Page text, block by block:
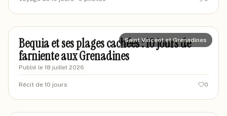
marievoyageur87
Saint Vincent et Grenadines
Bequia et ses plages cachées : 10 jours de
farniente aux Grenadines
Publié le 18 juillet 2026
Récit de 10 jours 0
marie-voyage-soleil